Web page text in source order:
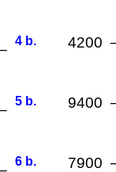
4 b. 4200
5 b. 9400
6 b. 7900